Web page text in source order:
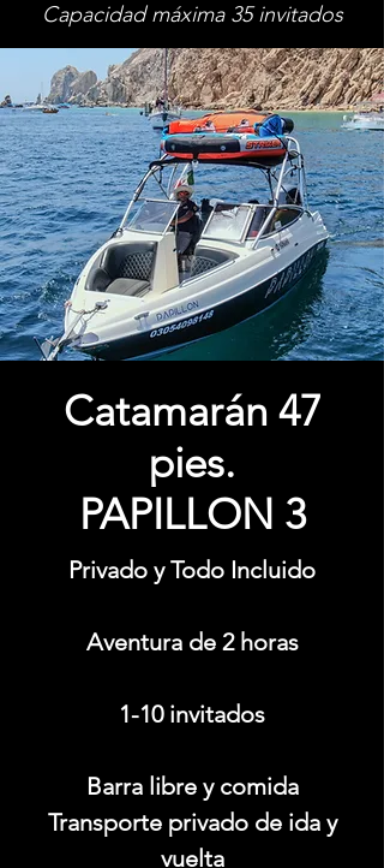
Capacidad máxima 35 invitados
Catamarán 47
pies.
PAPILLON 3
Privado y Todo Incluido
Aventura de 2 horas
1-10 invitados
Barra libre y comida
Transporte privado de ida y
vuelta